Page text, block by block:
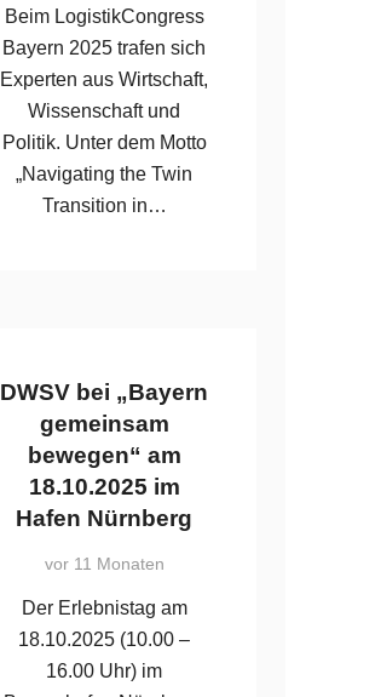
Beim LogistikCongress
Bayern 2025 trafen sich
Experten aus Wirtschaft,
Wissenschaft und
Politik. Unter dem Motto
„Navigating the Twin
Transition in…
DWSV bei „Bayern
gemeinsam
bewegen“ am
18.10.2025 im
Hafen Nürnberg
vor 11 Monaten
Der Erlebnistag am
18.10.2025 (10.00 –
16.00 Uhr) im